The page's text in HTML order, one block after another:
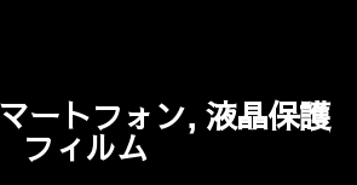
ートフォン, 液晶保護
フィルム